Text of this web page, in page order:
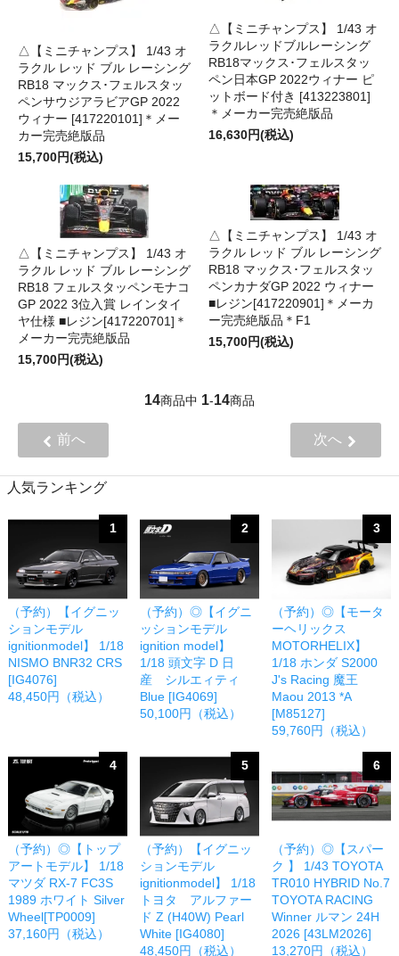
△【ミニチャンプス】 1/43 オ
ラクル レッド ブル レーシング
RB18 マックス･フェルスタッ
ペンサウジアラビアGP 2022
ウィナー [417220101]＊メー
カー完売絶版品
15,700円(税込)
△【ミニチャンプス】 1/43 オ
ラクルレッドブルレーシング
RB18マックス･フェルスタッ
ペン日本GP 2022ウィナー ピ
ットボード付き [413223801]
＊メーカー完売絶版品
16,630円(税込)
△【ミニチャンプス】 1/43 オ
ラクル レッド ブル レーシング
RB18 フェルスタッペンモナコ
GP 2022 3位入賞 レインタイ
ヤ仕様 ■レジン[417220701]＊
メーカー完売絶版品
15,700円(税込)
△【ミニチャンプス】 1/43 オ
ラクル レッド ブル レーシング
RB18 マックス･フェルスタッ
ペンカナダGP 2022 ウィナー
■レジン[417220901]＊メーカ
ー完売絶版品＊F1
15,700円(税込)
14商品中 1-14商品
前へ 次へ
人気ランキング
1
（予約）【イグニッ
ションモデル
ignitionmodel】 1/18
NISMO BNR32 CRS
[IG4076]
48,450円（税込）
2
（予約）◎【イグニ
ッションモデル
ignition model】
1/18 頭文字 D 日
産 シルエィティ
Blue [IG4069]
50,100円（税込）
3
（予約）◎【モータ
ーヘリックス
MOTORHELIX】
1/18 ホンダ S2000
J's Racing 魔王
Maou 2013 *A
[M85127]
59,760円（税込）
4
（予約）◎【トップ
アートモデル】 1/18
マツダ RX-7 FC3S
1989 ホワイト Silver
Wheel[TP0009]
37,160円（税込）
5
（予約）【イグニッ
ションモデル
ignitionmodel】 1/18
トヨタ アルファー
ド Z (H40W) Pearl
White [IG4080]
48,450円（税込）
6
（予約）◎【スパー
ク 】 1/43 TOYOTA
TR010 HYBRID No.7
TOYOTA RACING
Winner ルマン 24H
2026 [43LM2026]
13,270円（税込）